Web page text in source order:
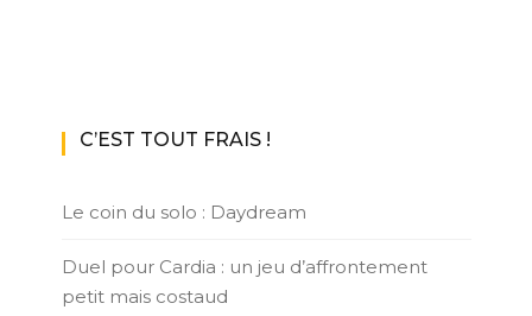
C’EST TOUT FRAIS !
Le coin du solo : Daydream
Duel pour Cardia : un jeu d’affrontement
petit mais costaud